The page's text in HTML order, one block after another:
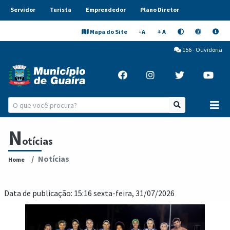
Servidor Turista Emprendedor Plano Diretor
Mapa do Site - A + A
156 - Ouvidoria
Notícias
Home Notícias
Data de publicação: 15:16 sexta-feira, 31/07/2026